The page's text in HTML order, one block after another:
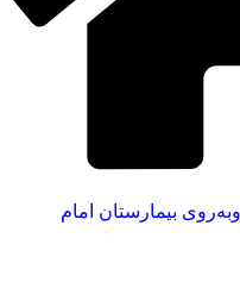
بیمارستان امام